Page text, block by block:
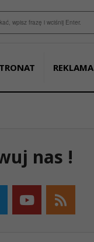
REKLAMA
nas !